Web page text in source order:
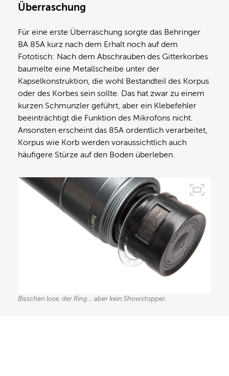
Überraschung
Für eine erste Überraschung sorgte das Behringer
BA 85A kurz nach dem Erhalt noch auf dem
Fototisch: Nach dem Abschrauben des Gitterkorbes
baumelte eine Metallscheibe unter der
Kapselkonstruktion, die wohl Bestandteil des Korpus
oder des Korbes sein sollte. Das hat zwar zu einem
kurzen Schmunzler geführt, aber ein Klebefehler
beeinträchtigt die Funktion des Mikrofons nicht.
Ansonsten erscheint das 85A ordentlich verarbeitet,
Korpus wie Korb werden voraussichtlich auch
häufigere Stürze auf den Boden überleben.
Bisschen lose, der Ring… aber kein Showstopper.